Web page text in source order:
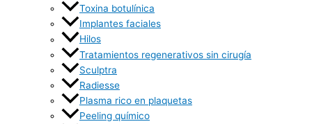
Toxina botulínica
Implantes faciales
Hilos
Tratamientos regenerativos sin cirugía
Sculptra
Radiesse
Plasma rico en plaquetas
Peeling químico